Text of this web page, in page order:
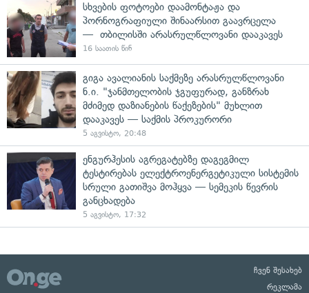
სხვების ფოტოები დაამონტაჟა და
პორნოგრაფიული შინაარსით გაავრცელა
— თბილისში არასრულწლოვანი დააკავეს
16 საათის წინ
გიგა ავალიანის საქმეზე არასრულწლოვანი
ნ.ი. "ჯანმთელობის ჯგუფურად, განზრახ
მძიმედ დაზიანების წაქეზების" მუხლით
დააკავეს — საქმის პროკურორი
5 აგვისტო, 20:48
ენგურჰესის აგრეგატებზე დაგეგმილ
ტესტირებას ელექტროენერგეტიკული სისტემის
სრული გათიშვა მოჰყვა — სემეკის წევრის
განცხადება
5 აგვისტო, 17:32
ჩვენ შესახებ
რეკლამა